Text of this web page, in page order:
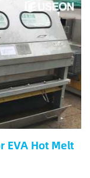
EVA Hot Melt